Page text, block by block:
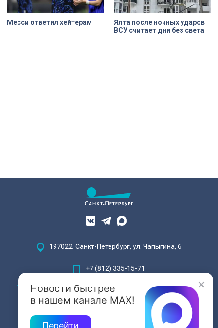
Месси ответил хейтерам
Ялта после ночных ударов
ВСУ считает дни без света
Новости быстрее
в нашем канале MAX!
Перейти
197022, Санкт-Петербург, ул. Чапыгина, 6
+7 (812) 335-15-71
Внимание! Отдельные видеоматериалы, размещенные на настоящем
сайте, могут содержать информацию, предназначенную для лиц,
достигших 18 лет.